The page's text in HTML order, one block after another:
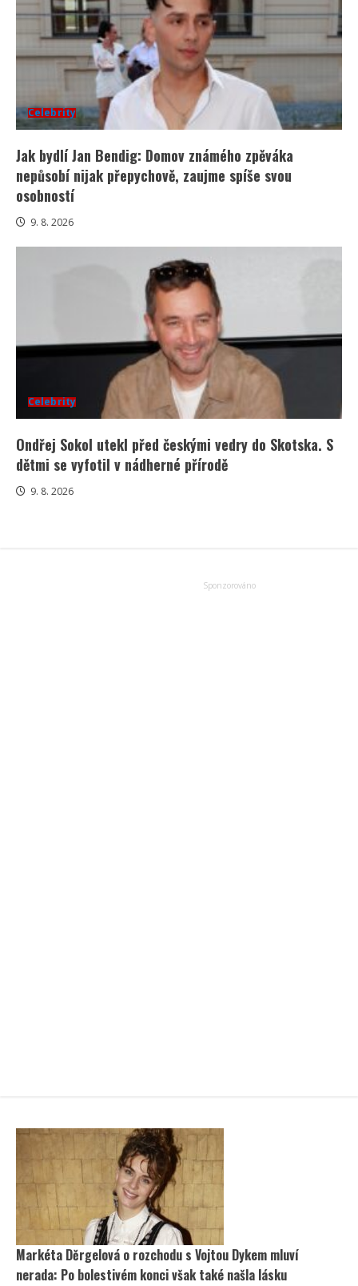
Celebrity
Jak bydlí Jan Bendig: Domov známého zpěváka
nepůsobí nijak přepychově, zaujme spíše svou
osobností
9. 8. 2026
Celebrity
Ondřej Sokol utekl před českými vedry do Skotska. S
dětmi se vyfotil v nádherné přírodě
9. 8. 2026
Markéta Děrgelová o rozchodu s Vojtou Dykem mluví
nerada: Po bolestivém konci však také našla lásku